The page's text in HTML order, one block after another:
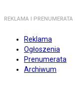
REKLAMA I PRENUMERATA
Reklama
Ogłoszenia
Prenumerata
Archiwum